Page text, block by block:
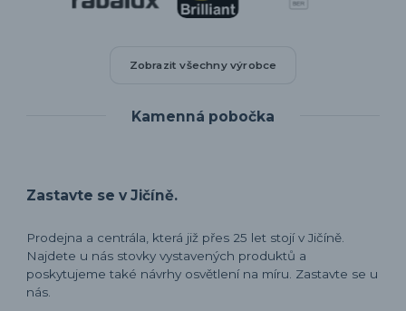
Zobrazit všechny výrobce
Kamenná pobočka
Zastavte se v Jičíně.
Prodejna a centrála, která již přes 25 let stojí v Jičíně.
Najdete u nás stovky vystavených produktů a
poskytujeme také návrhy osvětlení na míru. Zastavte se u
nás.